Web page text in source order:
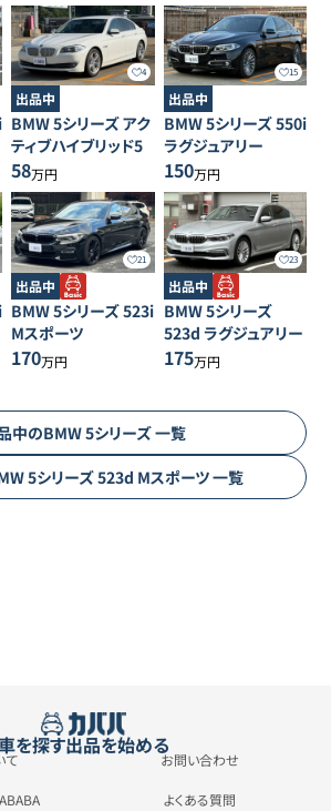
4
出品中
BMW5シリーズアク
ティブハイブリッド5
58万円
15
出品中
BMW5シリーズ550i
ラグジュアリー
150万円
21
出品中
BMW5シリーズ523i
Mスポーツ
170万円
23
出品中
BMW5シリーズ
523d ラグジュアリー
175万円
中のBMW5シリーズ一覧
5シリーズ523d Mスポーツ一覧
を探す出品を始める
て お問い合わせ
よくある質問